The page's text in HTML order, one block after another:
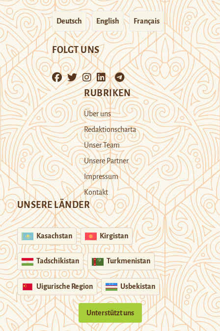
Deutsch English Français
FOLGT UNS
RUBRIKEN
Über uns
Redaktionscharta
Unser Team
Unsere Partner
Impressum
Kontakt
UNSERE LÄNDER
Kasachstan Kirgistan
Tadschikistan Turkmenistan
Uigurische Region Usbekistan
Unterstützt uns